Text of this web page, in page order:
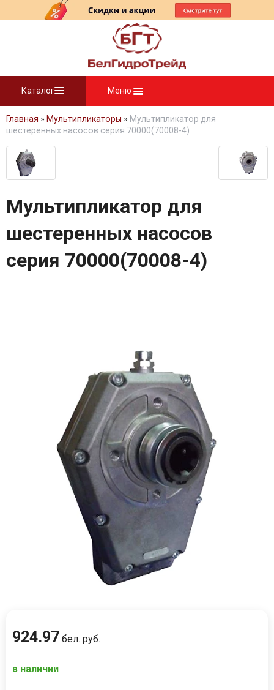
Каталог Меню
Главная » Мультипликаторы » Мультипликатор для
шестеренных насосов cерия 70000(70008-4)
Мультипликатор для
шестеренных насосов
cерия 70000(70008-4)
924.97 бел. руб.
в наличии